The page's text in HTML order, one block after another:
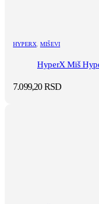
HYPERX MIŠEVI
HyperX Miš
7.099,20RSD